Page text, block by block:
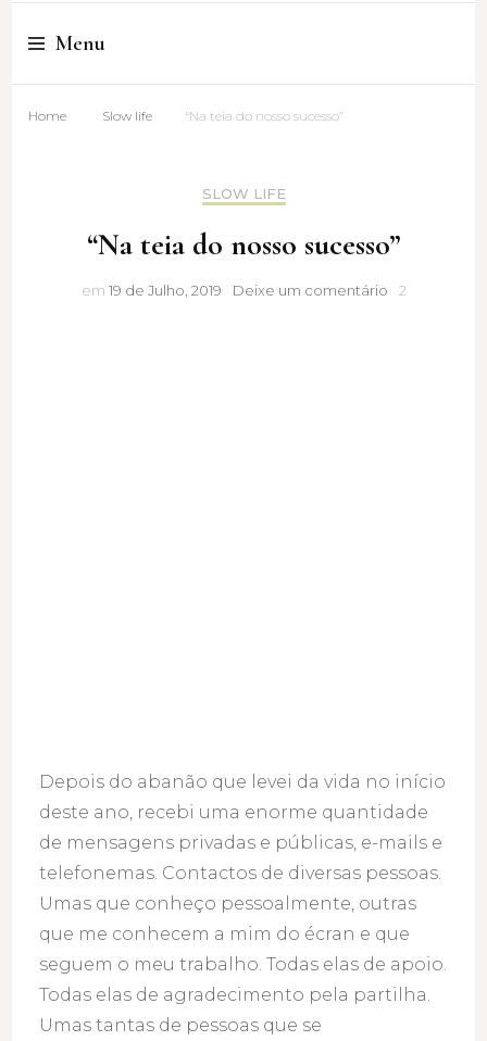
Cristina Amaro
Menu
Home Slow life “Na teia do nosso sucesso”
SLOW LIFE
“Na teia do nosso sucesso”
em 19 de Julho, 2019 Deixe um comentário“Na
2
Depois do abanão que levei da vida no início
deste ano, recebi uma enorme quantidade
de mensagens privadas e públicas, e-mails e
telefonemas. Contactos de diversas pessoas.
Umas que conheço pessoalmente, outras
que me conhecem a mim do écran e que
seguem o meu trabalho. Todas elas de apoio.
Todas elas de agradecimento pela partilha.
Umas tantas de pessoas que se